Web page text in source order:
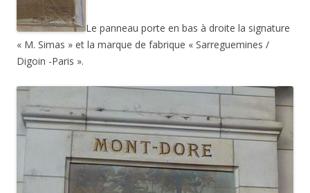
Le panneau porte en bas à droite la signature
« M. Simas » et la marque de fabrique « Sarreguemines /
Digoin -Paris ».